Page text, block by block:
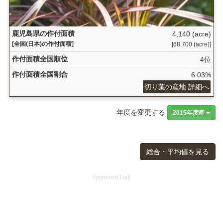
鹿児島県の作付面積
[全国(日本)の作付面積]
4,140 (acre)
[68,700 (acre)]
作付面積全国順位
4位
作付面積全国割合
6.03%
切り葉の産地 詳細へ
年度を変更する 2015年度産
総合・平均値を見る
Sponsored Link